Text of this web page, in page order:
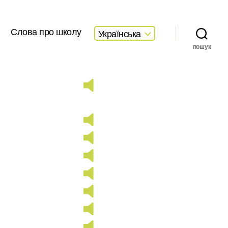
Слова про школу Українська
пошук